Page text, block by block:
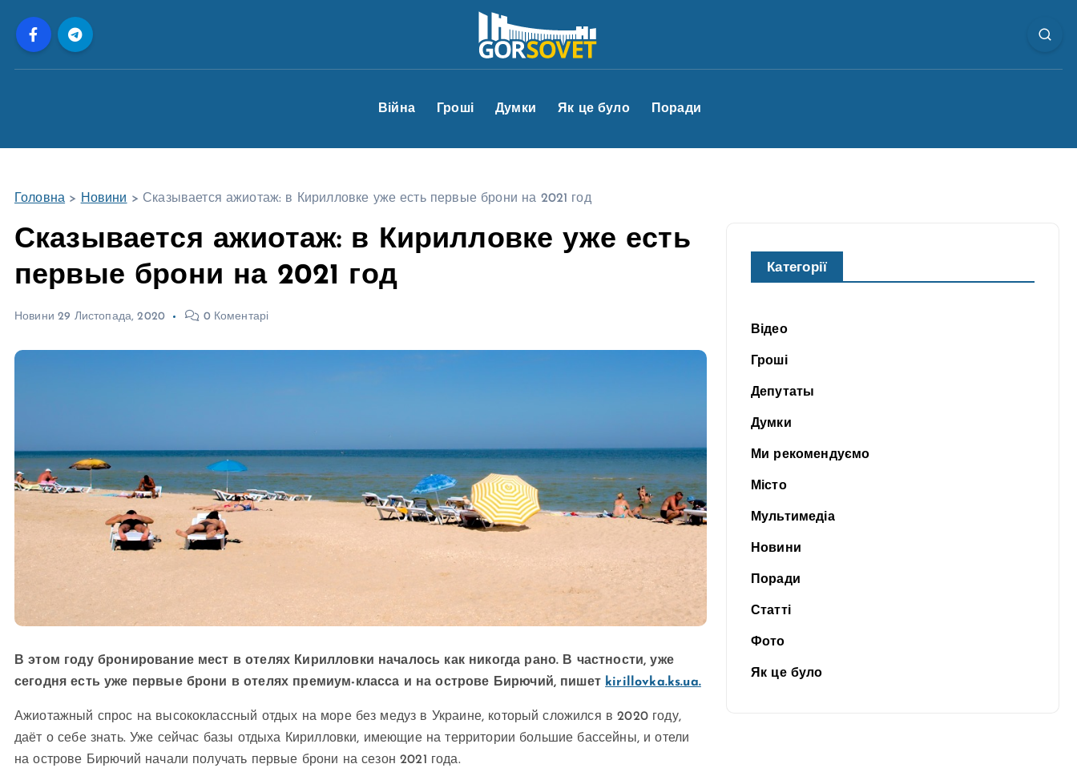
Війна Гроші Думки Як це було Поради
Головна > Новини > Сказывается ажиотаж: в Кирилловке уже есть первые брони на 2021 год
Сказывается ажиотаж: в Кирилловке уже есть
первые брони на 2021 год
Новини 29 Листопада, 2020 0 Коментарі
В этом году бронирование мест в отелях Кирилловки началось как никогда рано. В частности, уже
сегодня есть уже первые брони в отелях премиум-класса и на острове Бирючий, пишет kirillovka.ks.ua.
Ажиотажный спрос на высококлассный отдых на море без медуз в Украине, который сложился в 2020 году,
даёт о себе знать. Уже сейчас базы отдыха Кирилловки, имеющие на территории большие бассейны, и отели
на острове Бирючий начали получать первые брони на сезон 2021 года.
Категорії
Відео
Гроші
Депутаты
Думки
Ми рекомендуємо
Місто
Мультимедіа
Новини
Поради
Статті
Фото
Як це було